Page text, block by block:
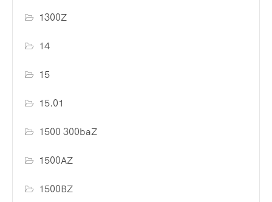
1300Z
14
15
15.01
1500 300baZ
1500AZ
1500BZ